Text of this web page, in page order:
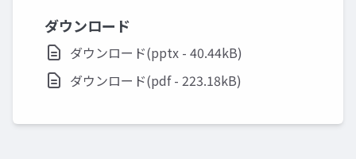
ダウンロード
ダウンロード(pptx - 40.44kB)
ダウンロード(pdf - 223.18kB)